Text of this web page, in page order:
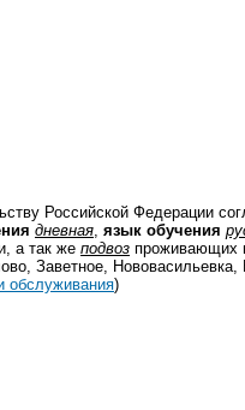
Российской Федерации
дневная, язык обучения
а так же подвоз проживающих
Заветное, Нововасильевка,
обслуживания)